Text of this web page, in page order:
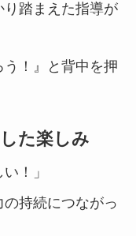
り踏まえた指導が
う！』と背中を押
た楽しみ
！」
の持続につながっ